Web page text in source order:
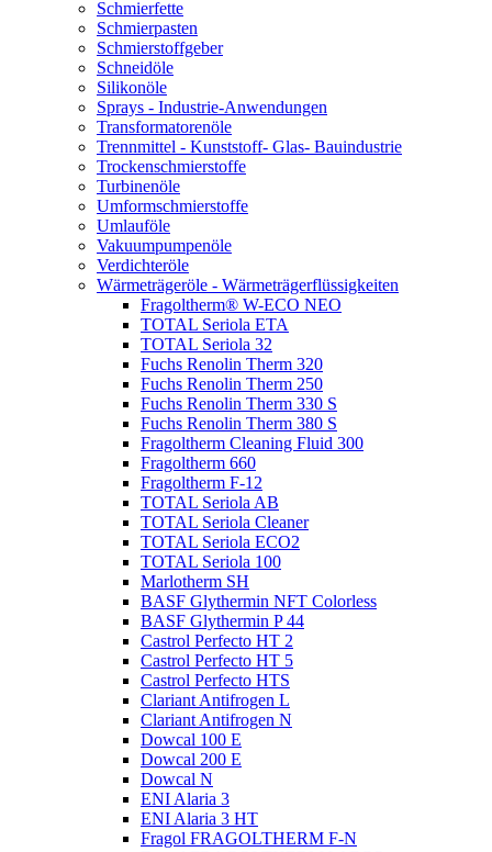
Schmierfette
Schmierpasten
Schmierstoffgeber
Schneidöle
Silikonöle
Sprays - Industrie-Anwendungen
Transformatorenöle
Trennmittel - Kunststoff- Glas- Bauindustrie
Trockenschmierstoffe
Turbinenöle
Umformschmierstoffe
Umlauföle
Vakuumpumpenöle
Verdichteröle
Wärmeträgeröle - Wärmeträgerflüssigkeiten
Fragoltherm® W-ECO NEO
TOTAL Seriola ETA
TOTAL Seriola 32
Fuchs Renolin Therm 320
Fuchs Renolin Therm 250
Fuchs Renolin Therm 330 S
Fuchs Renolin Therm 380 S
Fragoltherm Cleaning Fluid 300
Fragoltherm 660
Fragoltherm F-12
TOTAL Seriola AB
TOTAL Seriola Cleaner
TOTAL Seriola ECO2
TOTAL Seriola 100
Marlotherm SH
BASF Glythermin NFT Colorless
BASF Glythermin P 44
Castrol Perfecto HT 2
Castrol Perfecto HT 5
Castrol Perfecto HTS
Clariant Antifrogen L
Clariant Antifrogen N
Dowcal 100 E
Dowcal 200 E
Dowcal N
ENI Alaria 3
ENI Alaria 3 HT
Fragol FRAGOLTHERM F-N